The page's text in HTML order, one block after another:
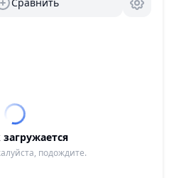
подождите.